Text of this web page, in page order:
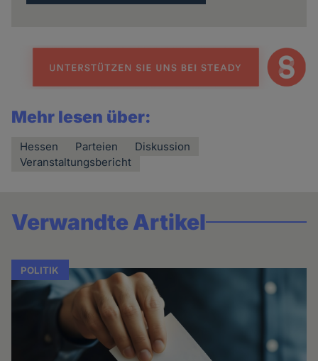
Mehr lesen über:
Hessen Parteien
Diskussion
Veranstaltungsbericht
Verwandte Artikel
POLITIK